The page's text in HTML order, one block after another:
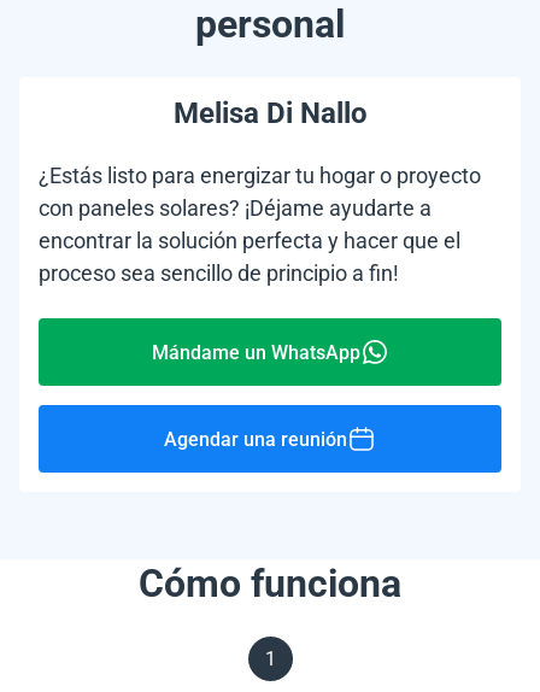
personal
Melisa Di Nallo
¿Estás listo para energizar tu hogar o proyecto
con paneles solares? ¡Déjame ayudarte a
encontrar la solución perfecta y hacer que el
proceso sea sencillo de principio a fin!
Mándame un WhatsApp
Agendar una reunión
Cómo funciona
1